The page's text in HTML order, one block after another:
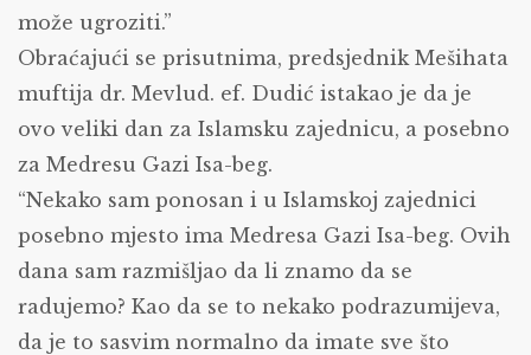
može ugroziti.”
Obraćajući se prisutnima, predsjednik Mešihata
muftija dr. Mevlud. ef. Dudić istakao je da je
ovo veliki dan za Islamsku zajednicu, a posebno
za Medresu Gazi Isa-beg.
“Nekako sam ponosan i u Islamskoj zajednici
posebno mjesto ima Medresa Gazi Isa-beg. Ovih
dana sam razmišljao da li znamo da se
radujemo? Kao da se to nekako podrazumijeva,
da je to sasvim normalno da imate sve što